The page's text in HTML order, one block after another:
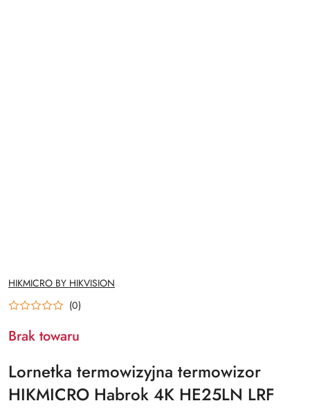
NAZWA
PRODUCENTA:
HIKMICRO BY HIKVISION
(0)
Brak towaru
Lornetka termowizyjna termowizor
HIKMICRO Habrok 4K HE25LN LRF